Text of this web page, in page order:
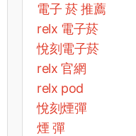
電子 菸 推薦
relx 電子菸
悅刻電子菸
relx 官網
relx pod
悅刻煙彈
煙 彈